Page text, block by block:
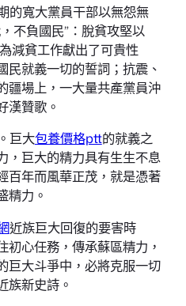
的寬大黨員干部以無怨無
不負國民”：脫貧攻堅以
減貧工作獻出了可貴性
民就義一切的誓詞；抗震、
疆場上，一大量共產黨員沖
漢贊歌。
巨大包養價格ptt的就義之
，巨大的精力具有生生不息
百年而風華正茂，就是憑著
精力。
近族巨大回復的要害時
心任務，傳承蘇區精力，
巨大斗爭中，必將克服一切
族新史詩。